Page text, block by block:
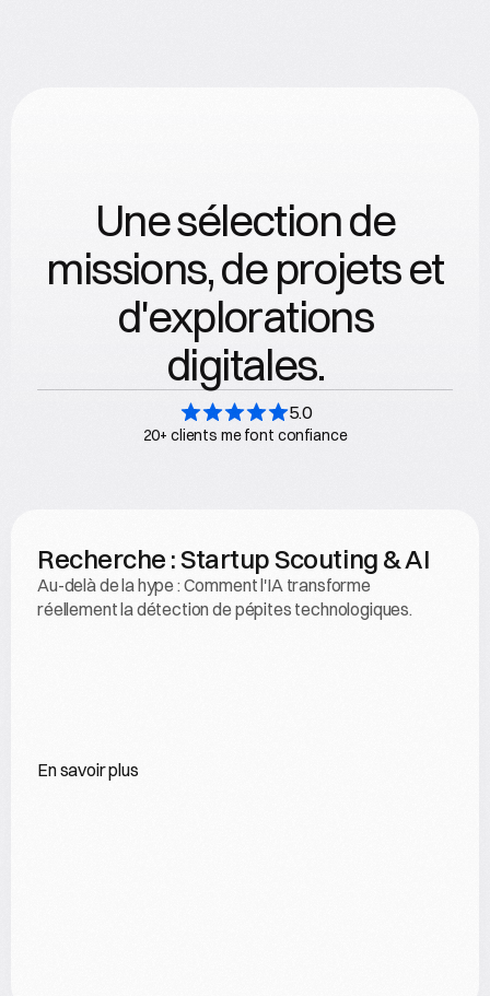
Une sélection de
missions, de projets et
d'explorations
digitales.
5.0
20+ clients me font confiance
Recherche : Startup Scouting & AI
Au-delà de la hype : Comment l'IA transforme
réellement la détection de pépites technologiques.
En savoir plus